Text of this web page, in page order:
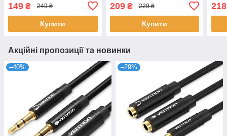
(BBTBF)
149 ₴ 249 ₴
Купити
209₴ 229 ₴
Купити
Акційні пропозиції та новинки
–40% –29%